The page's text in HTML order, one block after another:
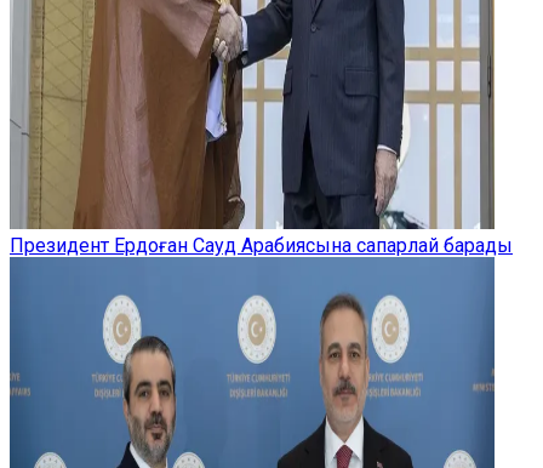
Президент Ердоған Сауд Арабиясына сапарлай барады